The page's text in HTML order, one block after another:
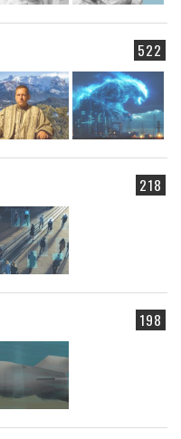
522
218
198